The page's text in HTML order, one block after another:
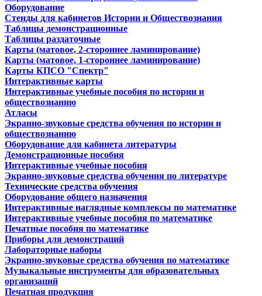
Оборудование
Стенды для кабинетов Истории и Обществознания
Таблицы демонстрационные
Таблицы раздаточные
Карты (матовое, 2-стороннее ламинирование)
Карты (матовое, 1-стороннее ламинирование)
Карты КПСО "Спектр"
Интерактивные карты
Интерактивные учебные пособия по истории и
обществознанию
Атласы
Экранно-звуковые средства обучения по истории и
обществознанию
Оборудование для кабинета литературы
Демонстрационные пособия
Интерактивные учебные пособия
Экранно-звуковые средства обучения по литературе
Технические средства обучения
Оборудование общего назначения
Интерактивные наглядные комплексы по математике
Интерактивные учебные пособия по математике
Печатные пособия по математике
Приборы для демонстраций
Лабораторные наборы
Экранно-звуковые средства обучения по математике
Музыкальные инструменты для образовательных
организаций
Печатная продукция